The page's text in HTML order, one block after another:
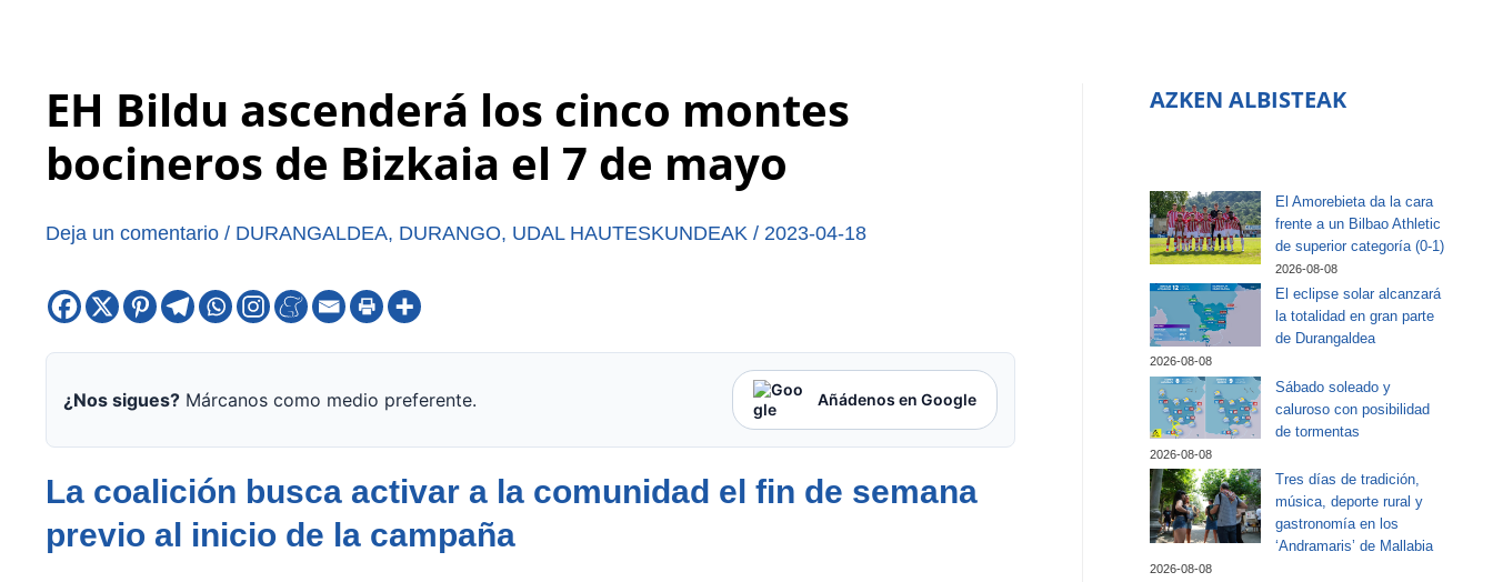
EH Bildu ascenderá los cinco montes
bocineros de Bizkaia el 7 de mayo
Deja un comentario / DURANGALDEA, DURANGO, UDAL HAUTESKUNDEAK / 2023-04-18
¿Nos sigues?Márcanos como medio preferente. Añádenos en Google
La coalición busca activar a la comunidad el fin de semana
previo al inicio de la campaña
AZKEN ALBISTEAK
El Amorebieta da la cara
frente a un Bilbao Athletic
de superior categoría (0-1)
2026-08-08
El eclipse solar alcanzará
la totalidad en gran parte
de Durangaldea
2026-08-08
Sábado soleado y
caluroso con posibilidad
de tormentas
2026-08-08
Tres días de tradición,
música, deporte rural y
gastronomía en los
‘Andramaris’ de Mallabia
2026-08-08